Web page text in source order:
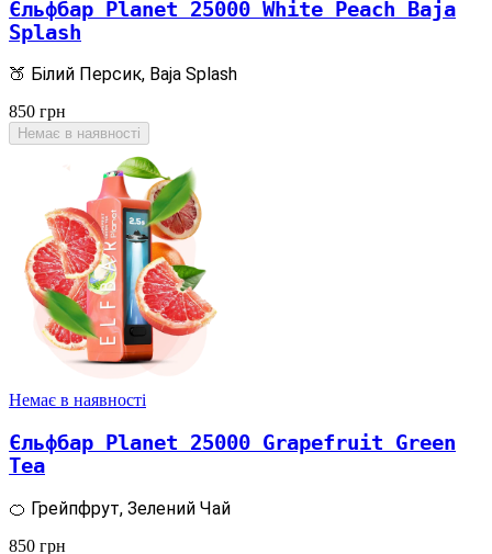
Єльфбар Planet 25000 White Peach Baja
Splash
🍑 Білий Персик, Baja Splash
850 грн
Немає в наявності
Немає в наявності
Єльфбар Planet 25000 Grapefruit Green
Tea
🍊 Грейпфрут, Зелений Чай
850 грн